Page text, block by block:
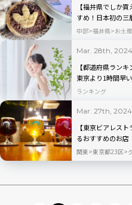
【福井県でしか
すめ！日本初の
中部 福井県 お土産
Mar. 28th, 2024
【都道府県ラン
東京より1時間早い
ランキング
Mar. 27th, 2024
【東京ビアレス
るおすすめのお店
関東 東京都23区